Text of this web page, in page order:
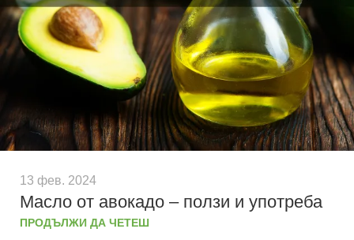
13 фев. 2024
Масло от авокадо – ползи и употреба
ПРОДЪЛЖИ ДА ЧЕТЕШ